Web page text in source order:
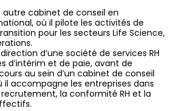
autre cabinet de conseil en
où il pilote les activités de
pour les secteurs Life Science,
d’une société de services RH
d’intérim et de paie, avant de
au sein d’un cabinet de conseil
il accompagne les entreprises dans
la conformité RH et la